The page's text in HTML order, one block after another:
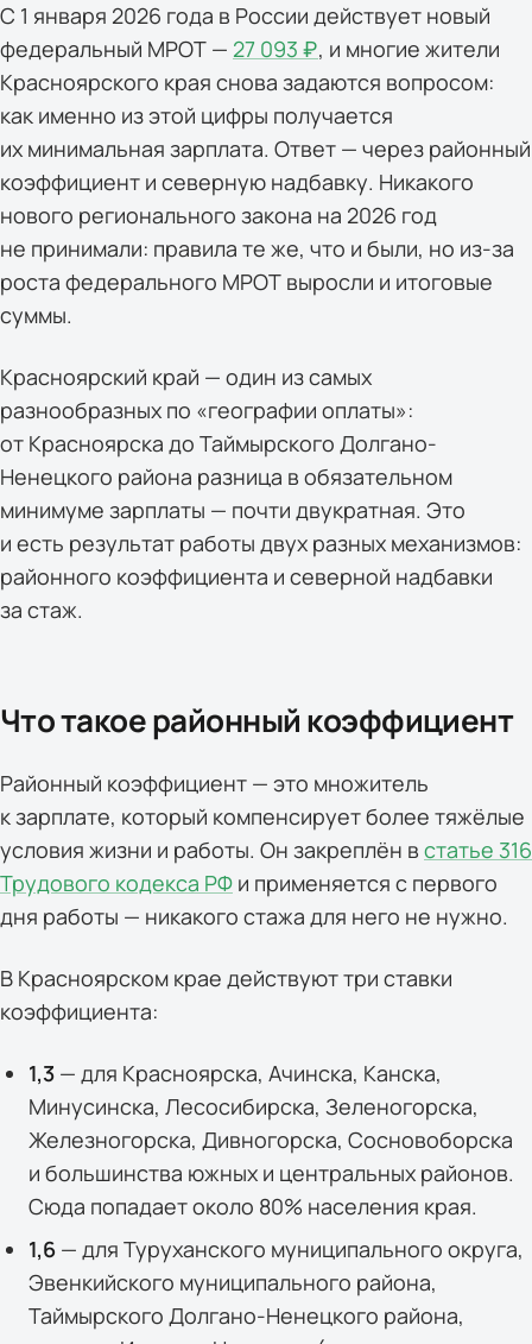
С 1 января 2026 года в России действует новый
федеральный МРОТ — 27 093 ₽, и многие жители
Красноярского края снова задаются вопросом:
как именно из этой цифры получается
их минимальная зарплата. Ответ — через районный
коэффициент и северную надбавку. Никакого
нового регионального закона на 2026 год
не принимали: правила те же, что и были, но из-за
роста федерального МРОТ выросли и итоговые
суммы.
Красноярский край — один из самых
разнообразных по «географии оплаты»:
от Красноярска до Таймырского Долгано-
Ненецкого района разница в обязательном
минимуме зарплаты — почти двукратная. Это
и есть результат работы двух разных механизмов:
районного коэффициента и северной надбавки
за стаж.
Что такое районный коэффициент
Районный коэффициент — это множитель
к зарплате, который компенсирует более тяжёлые
условия жизни и работы. Он закреплён в статье 316
Трудового кодекса РФ и применяется с первого
дня работы — никакого стажа для него не нужно.
В Красноярском крае действуют три ставки
коэффициента:
1,3— для Красноярска, Ачинска, Канска,
Минусинска, Лесосибирска, Зеленогорска,
Железногорска, Дивногорска, Сосновоборска
и большинства южных и центральных районов.
Сюда попадает около 80% населения края.
1,6— для Туруханского муниципального округа,
Эвенкийского муниципального района,
Таймырского Долгано-Ненецкого района,